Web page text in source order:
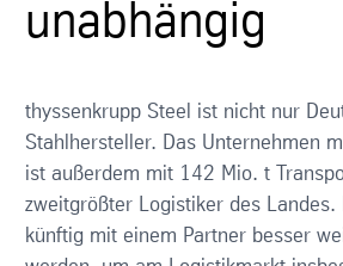
unabhängig
thyssenkrupp Steel ist nicht nur
Stahlhersteller. Das Unternehmen
ist außerdem mit 142 Mio. t
zweitgrößter Logistiker des Landes.
künftig mit einem Partner besser